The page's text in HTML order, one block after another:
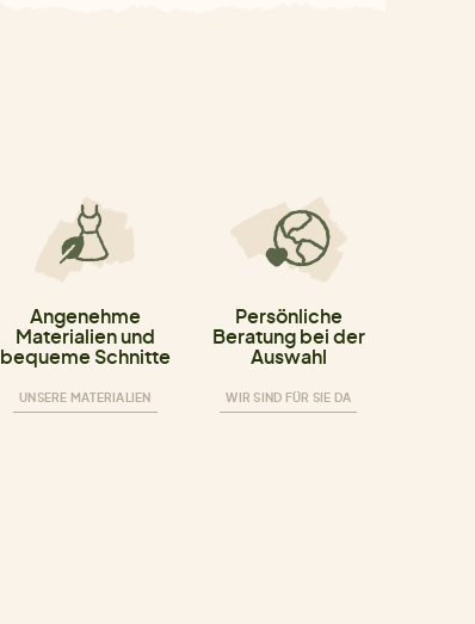
Angenehme
Materialien und
bequeme Schnitte
UNSERE MATERIALIEN
Persönliche
Beratung bei der
Auswahl
WIR SIND FÜR SIE DA